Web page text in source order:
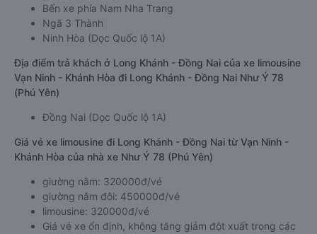
Bến xe phía Nam Nha Trang
Ngã 3 Thành
Ninh Hòa (Dọc Quốc lộ 1A)
Địa điểm trả khách ở Long Khánh - Đồng Nai của xe limousine
Vạn Ninh - Khánh Hòa đi Long Khánh - Đồng Nai Như Ý 78
(Phú Yên)
Đồng Nai (Dọc Quốc lộ 1A)
Giá vé xe limousine đi Long Khánh - Đồng Nai từ Vạn Ninh -
Khánh Hòa của nhà xe Như Ý 78 (Phú Yên)
giường nằm: 320000đ/vé
giường nằm đôi: 450000đ/vé
limousine: 320000đ/vé
Giá vé xe ổn định, không tăng giảm đột xuất trong các